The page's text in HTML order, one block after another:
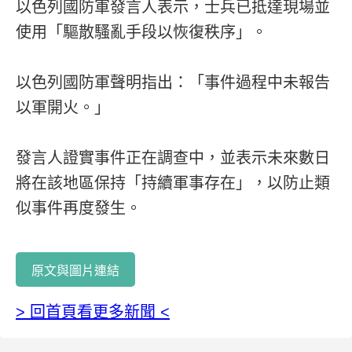
以色列國防軍發言人表示，士兵已抵達現場並
使用「驅散騷亂手段以恢復秩序」。
以色列國防軍聲明指出：「事件過程中未報告
以軍開火。」
發言人證實事件正在調查中，並表示未來數日
將在該地區保持「持續軍事存在」，以防止類
似事件再度發生。
原文與圖片連結
> 回首頁看更多新聞 <